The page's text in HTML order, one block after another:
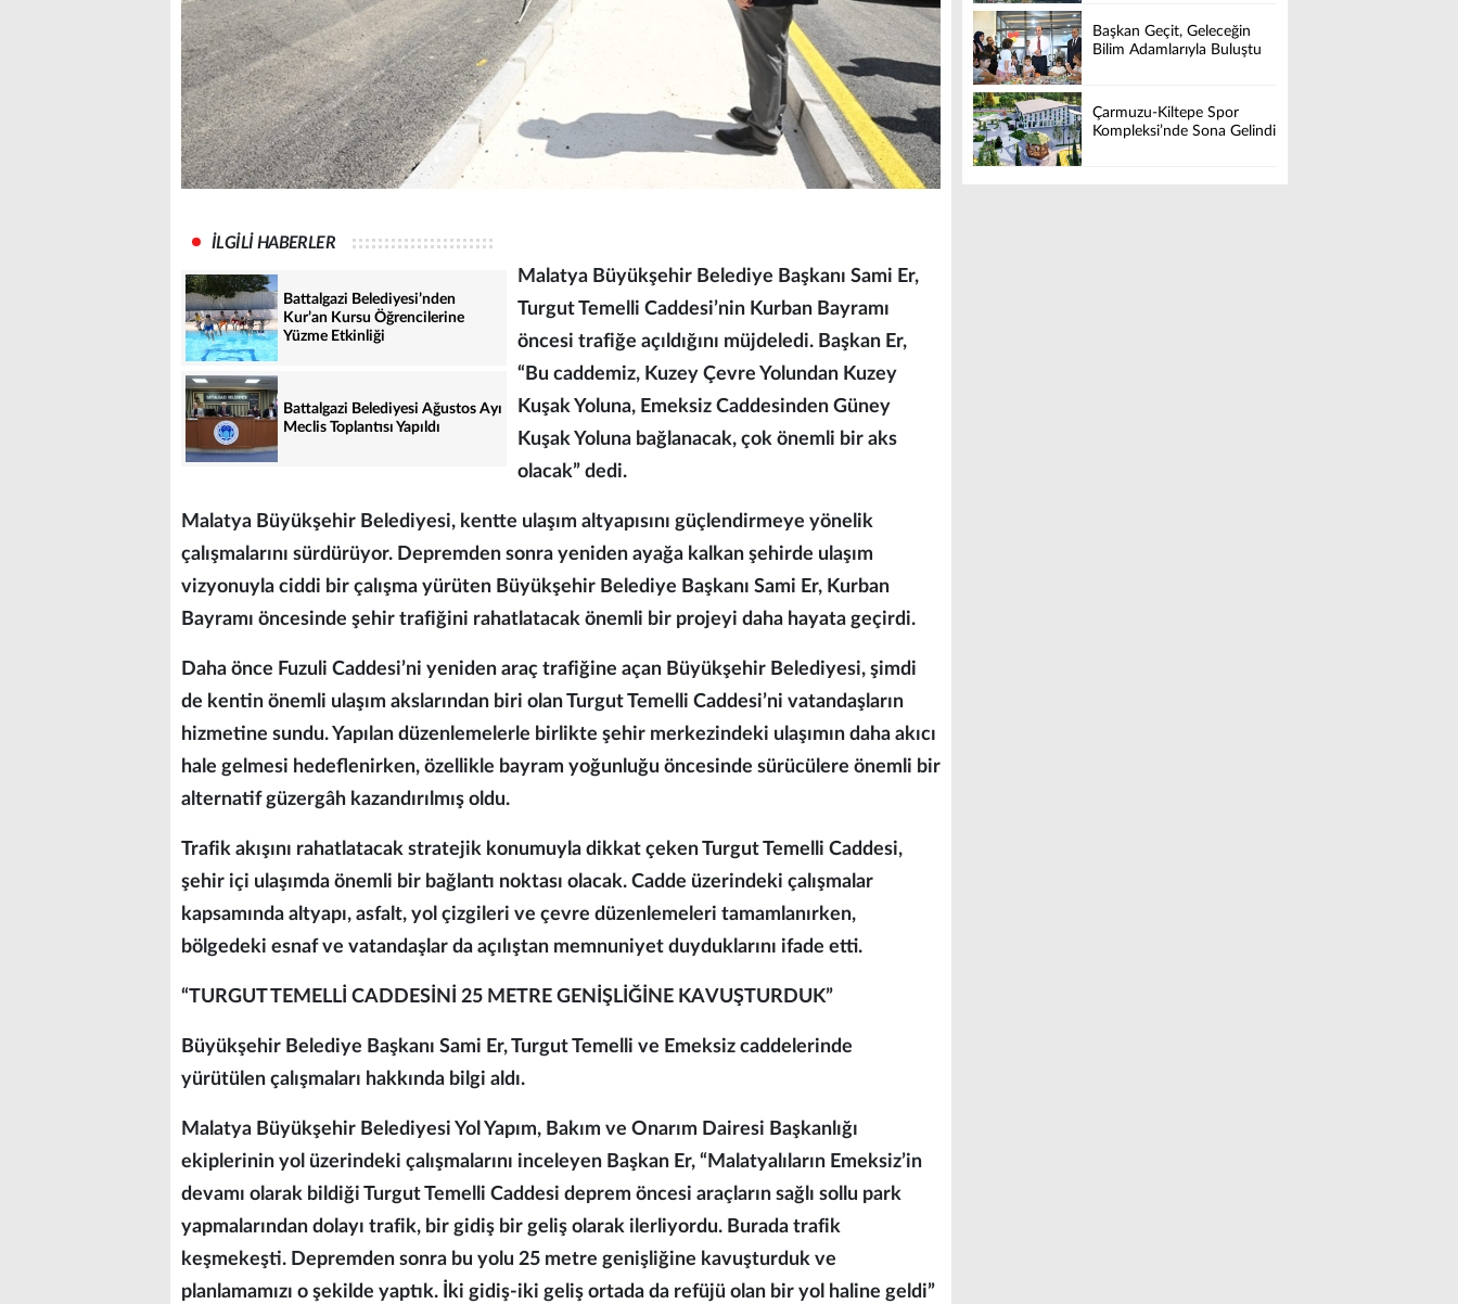
İLGİLİ HABERLER
Battalgazi Belediyesi’nden
Kur’an Kursu Öğrencilerine
Yüzme Etkinliği
Battalgazi Belediyesi Ağustos Ayı
Meclis Toplantısı Yapıldı
Malatya Büyükşehir Belediye Başkanı Sami Er,
Turgut Temelli Caddesi’nin Kurban Bayramı
öncesi trafiğe açıldığını müjdeledi. Başkan Er,
“Bu caddemiz, Kuzey Çevre Yolundan Kuzey
Kuşak Yoluna, Emeksiz Caddesinden Güney
Kuşak Yoluna bağlanacak, çok önemli bir aks
olacak” dedi.
Malatya Büyükşehir Belediyesi, kentte ulaşım altyapısını güçlendirmeye yönelik
çalışmalarını sürdürüyor. Depremden sonra yeniden ayağa kalkan şehirde ulaşım
vizyonuyla ciddi bir çalışma yürüten Büyükşehir Belediye Başkanı Sami Er, Kurban
Bayramı öncesinde şehir trafiğini rahatlatacak önemli bir projeyi daha hayata geçirdi.
Daha önce Fuzuli Caddesi’ni yeniden araç trafiğine açan Büyükşehir Belediyesi, şimdi
de kentin önemli ulaşım akslarından biri olan Turgut Temelli Caddesi’ni vatandaşların
hizmetine sundu. Yapılan düzenlemelerle birlikte şehir merkezindeki ulaşımın daha akıcı
hale gelmesi hedeflenirken, özellikle bayram yoğunluğu öncesinde sürücülere önemli bir
alternatif güzergâh kazandırılmış oldu.
Trafik akışını rahatlatacak stratejik konumuyla dikkat çeken Turgut Temelli Caddesi,
şehir içi ulaşımda önemli bir bağlantı noktası olacak. Cadde üzerindeki çalışmalar
kapsamında altyapı, asfalt, yol çizgileri ve çevre düzenlemeleri tamamlanırken,
bölgedeki esnaf ve vatandaşlar da açılıştan memnuniyet duyduklarını ifade etti.
“TURGUT TEMELLİ CADDESİNİ 25 METRE GENİŞLİĞİNE KAVUŞTURDUK”
Büyükşehir Belediye Başkanı Sami Er, Turgut Temelli ve Emeksiz caddelerinde
yürütülen çalışmaları hakkında bilgi aldı.
Malatya Büyükşehir Belediyesi Yol Yapım, Bakım ve Onarım Dairesi Başkanlığı
ekiplerinin yol üzerindeki çalışmalarını inceleyen Başkan Er, “Malatyalıların Emeksiz’in
devamı olarak bildiği Turgut Temelli Caddesi deprem öncesi araçların sağlı sollu park
yapmalarından dolayı trafik, bir gidiş bir geliş olarak ilerliyordu. Burada trafik
keşmekeşti. Depremden sonra bu yolu 25 metre genişliğine kavuşturduk ve
planlamamızı o şekilde yaptık. İki gidiş-iki geliş ortada da refüjü olan bir yol haline geldi”
Başkan Geçit, Geleceğin
Bilim Adamlarıyla Buluştu
Çarmuzu-Kiltepe Spor
Kompleksi’nde Sona Gelindi